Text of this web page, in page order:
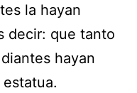
la hayan
decir: que tanto
hayan